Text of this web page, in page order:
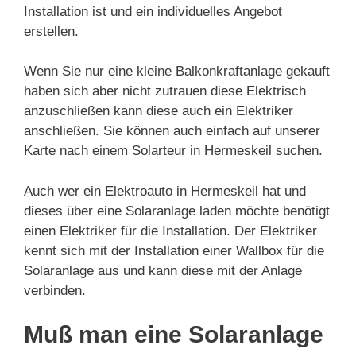
Installation ist und ein individuelles Angebot
erstellen.
Wenn Sie nur eine kleine Balkonkraftanlage gekauft
haben sich aber nicht zutrauen diese Elektrisch
anzuschließen kann diese auch ein Elektriker
anschließen. Sie können auch einfach auf unserer
Karte nach einem Solarteur in Hermeskeil suchen.
Auch wer ein Elektroauto in Hermeskeil hat und
dieses über eine Solaranlage laden möchte benötigt
einen Elektriker für die Installation. Der Elektriker
kennt sich mit der Installation einer Wallbox für die
Solaranlage aus und kann diese mit der Anlage
verbinden.
Muß man eine Solaranlage